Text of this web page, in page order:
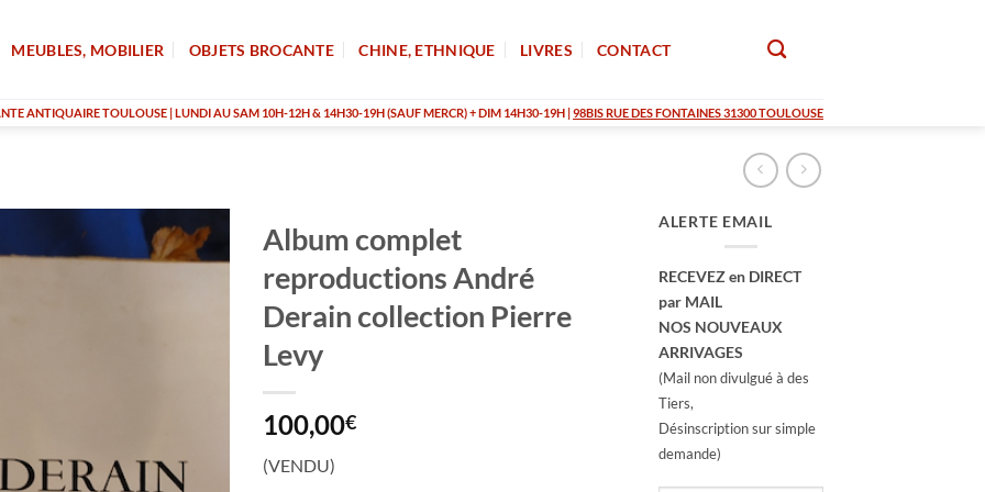
MEUBLES, MOBILIER OBJETS BROCANTE CHINE, ETHNIQUE LIVRES CONTACT
ANTIQUAIRE TOULOUSE | LUNDI AU SAM 10H-12H & 14H30-19H (SAUF MERCR) + DIM 14H30-19H |98BIS RUE DES FONTAINES 31300 TOULOUSE
Album complet
reproductions André
Derain collection Pierre
Levy
100,00€
(VENDU)
ALERTE EMAIL
RECEVEZ en DIRECT
par MAIL
NOS NOUVEAUX
ARRIVAGES
(Mail non divulgué à des
Tiers,
Désinscription sur simple
demande)